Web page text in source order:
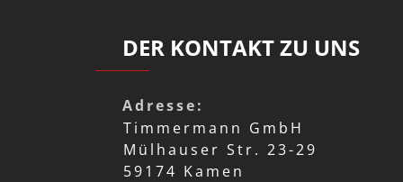
DER KONTAKT ZU UNS
Adresse:
Timmermann GmbH
Mülhauser Str. 23-29
59174 Kamen